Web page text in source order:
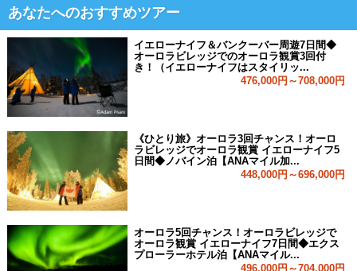
あなたへのおすすめツアー
イエローナイフ＆バンクーバー周遊7日間◆
オーロラビレッジでのオーロラ観賞3回付
き！（イエローナイフはスタイリッ...
476,000円～708,000円
《ひとり旅》オーロラ3回チャンス！オーロ
ラビレッジでオーロラ観賞 イエローナイフ5
日間◆ノバイン泊【ANAマイル加...
448,000円～696,000円
オーロラ5回チャンス！オーロラビレッジで
オーロラ観賞 イエローナイフ7日間◆エクス
プローラーホテル泊【ANAマイル...
496,000円～704,000円